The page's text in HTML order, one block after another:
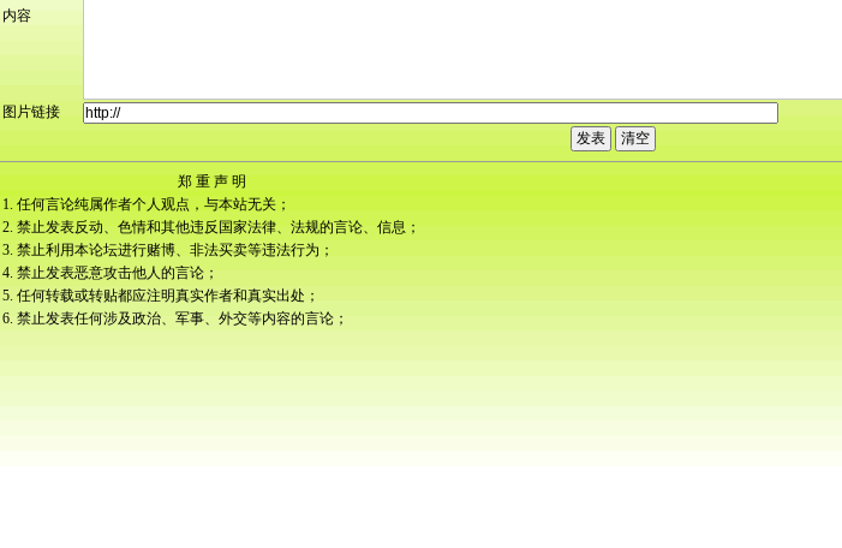
内容
图片链接
郑 重 声 明
1. 任何言论纯属作者个人观点，与本站无关；
2. 禁止发表反动、色情和其他违反国家法律、法规的言论、信息；
3. 禁止利用本论坛进行赌博、非法买卖等违法行为；
4. 禁止发表恶意攻击他人的言论；
5. 任何转载或转贴都应注明真实作者和真实出处；
6. 禁止发表任何涉及政治、军事、外交等内容的言论；